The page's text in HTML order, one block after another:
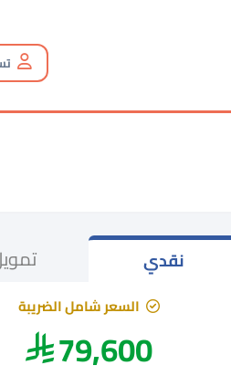
نقدي
السعر شامل الضريبة
79,600